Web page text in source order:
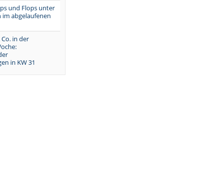
und Flops unter
abgelaufenen
in der
in KW 31